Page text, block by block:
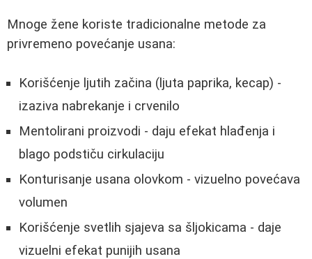
Mnoge žene koriste tradicionalne metode za
privremeno povećanje usana:
Korišćenje ljutih začina (ljuta paprika, kecap) -
izaziva nabrekanje i crvenilo
Mentolirani proizvodi - daju efekat hlađenja i
blago podstiču cirkulaciju
Konturisanje usana olovkom - vizuelno povećava
volumen
Korišćenje svetlih sjajeva sa šljokicama - daje
vizuelni efekat punijih usana